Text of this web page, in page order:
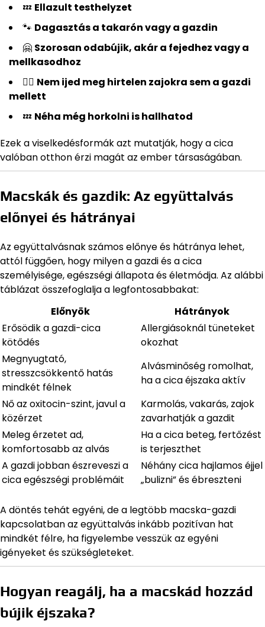
💤 Ellazult testhelyzet
🐾 Dagasztás a takarón vagy a gazdin
🤗 Szorosan odabújik, akár a fejedhez vagy a
mellkasodhoz
🐱‍👤 Nem ijed meg hirtelen zajokra sem a gazdi
mellett
💤 Néha még horkolni is hallhatod
Ezek a viselkedésformák azt mutatják, hogy a cica
valóban otthon érzi magát az ember társaságában.
Macskák és gazdik: Az együttalvás
előnyei és hátrányai
Az együttalvásnak számos előnye és hátránya lehet,
attól függően, hogy milyen a gazdi és a cica
személyisége, egészségi állapota és életmódja. Az alábbi
táblázat összefoglalja a legfontosabbakat:
Előnyök
Hátrányok
Erősödik a gazdi-cica
kötődés
Allergiásoknál tüneteket
okozhat
Megnyugtató,
stresszcsökkentő hatás
mindkét félnek
Alvásminőség romolhat,
ha a cica éjszaka aktív
Nő az oxitocin-szint, javul a
közérzet
Karmolás, vakarás, zajok
zavarhatják a gazdit
Meleg érzetet ad,
komfortosabb az alvás
Ha a cica beteg, fertőzést
is terjeszthet
A gazdi jobban észreveszi a
cica egészségi problémáit
Néhány cica hajlamos éjjel
„bulizni” és ébreszteni
A döntés tehát egyéni, de a legtöbb macska-gazdi
kapcsolatban az együttalvás inkább pozitívan hat
mindkét félre, ha figyelembe vesszük az egyéni
igényeket és szükségleteket.
Hogyan reagálj, ha a macskád hozzád
bújik éjszaka?